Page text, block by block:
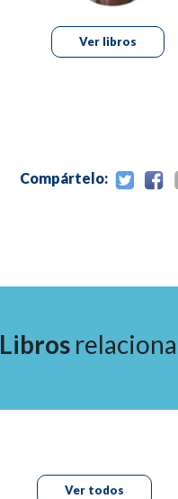
Ver libros
Compártelo:
Libros
Ver todos